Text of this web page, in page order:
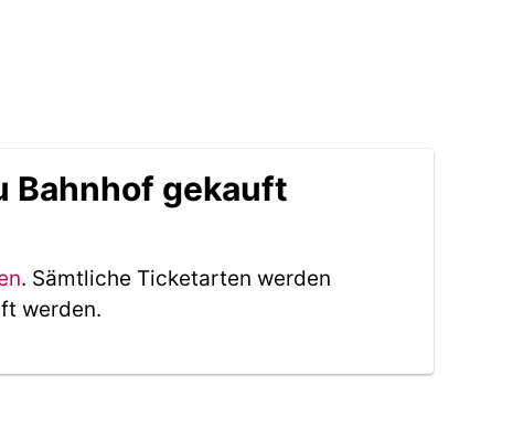
Bahnhof gekauft
. Sämtliche Ticketarten werden
werden.